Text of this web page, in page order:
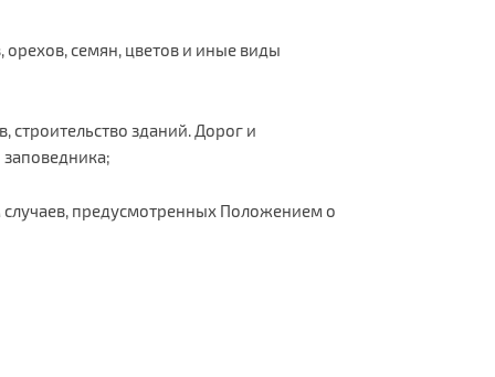
орехов, семян, цветов и иные виды
зданий. Дорог и
предусмотренных Положением о